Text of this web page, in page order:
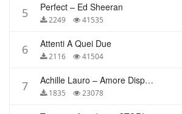
5 Perfect – Ed Sheeran
2249 41535
6 Attenti A Quei Due
2116 41504
7 Achille Lauro – Amore Disperato
1835 23078